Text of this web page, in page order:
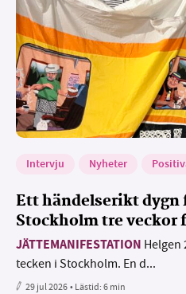
Intervju Nyheter
Ett händelserikt
Stockholm tre veckor
JÄTTEMANIFESTATION Helgen
tecken i Stockholm. En d...
29 jul 2026• Lästid:6 min